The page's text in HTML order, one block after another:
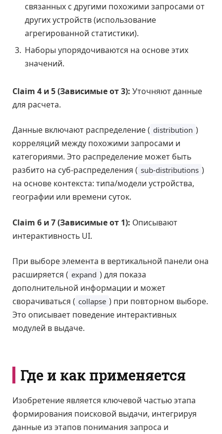
связанных с другими похожими запросами от
других устройств (использование
агрегированной статистики).
Наборы упорядочиваются на основе этих
значений.
Claim 4 и 5 (Зависимые от 3): Уточняют данные
для расчета.
Данные включают распределение ( distribution )
корреляций между похожими запросами и
категориями. Это распределение может быть
разбито на суб-распределения ( sub-distributions )
на основе контекста: типа/модели устройства,
географии или времени суток.
Claim 6 и 7 (Зависимые от 1): Описывают
интерактивность UI.
При выборе элемента в вертикальной панели она
расширяется ( expand ) для показа
дополнительной информации и может
сворачиваться ( collapse ) при повторном выборе.
Это описывает поведение интерактивных
модулей в выдаче.
Где и как применяется
Изобретение является ключевой частью этапа
формирования поисковой выдачи, интегрируя
данные из этапов понимания запроса и